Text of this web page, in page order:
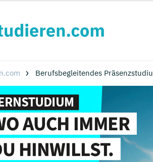
Berufsbegleitendes